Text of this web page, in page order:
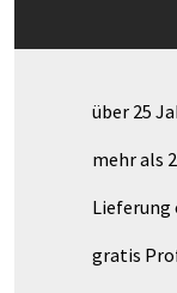
über 25
mehr als
Lieferung
gratis